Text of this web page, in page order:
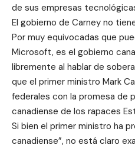
de sus empresas
El gobierno de Carney no
Por muy equivocadas que
Microsoft, es el gobierno
libremente al hablar de
que el primer ministro Mark
federales con la promesa de
canadiense de los rapaces
Si bien el primer ministro ha
canadiense”, no está claro